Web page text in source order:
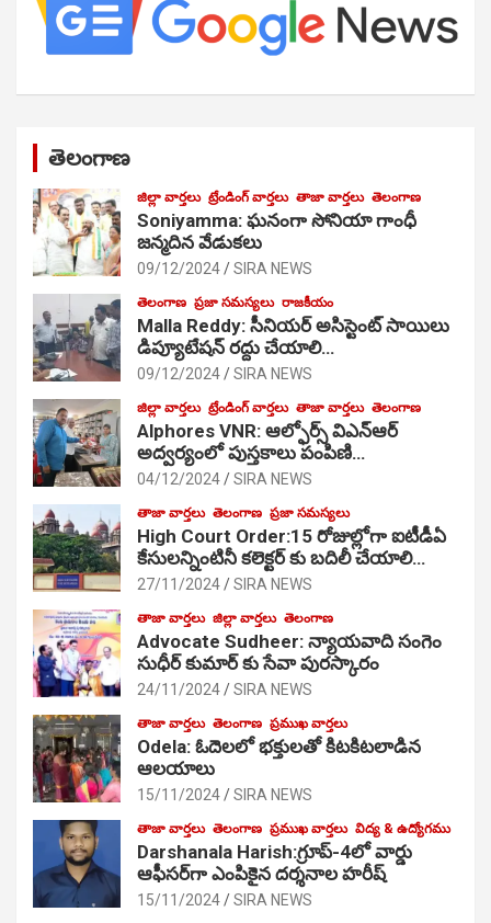
తెలంగాణ
జిల్లా వార్తలు ట్రేండింగ్ వార్తలు తాజా వార్తలు తెలంగాణ
Soniyamma: ఘ‌నంగా సోనియా గాంధీ
జ‌న్మ‌దిన వేడుక‌లు
09/12/2024 SIRA NEWS
తెలంగాణ ప్రజా సమస్యలు రాజకీయం
Malla Reddy: సీనియర్ అసిస్టెంట్ సాయిలు
డిప్యూటేషన్ రద్దు చేయాలి…
09/12/2024 SIRA NEWS
జిల్లా వార్తలు ట్రేండింగ్ వార్తలు తాజా వార్తలు తెలంగాణ
Alphores VNR: ఆల్ఫోర్స్ విఎన్ఆర్
అద్వర్యంలో పుస్తకాలు పంపిణి…
04/12/2024 SIRA NEWS
తాజా వార్తలు తెలంగాణ ప్రజా సమస్యలు
High Court Order:15 రోజుల్లోగా ఐటీడీఏ
కేసులన్నింటినీ కలెక్టర్ కు బదిలీ చేయాలి…
27/11/2024 SIRA NEWS
తాజా వార్తలు జిల్లా వార్తలు తెలంగాణ
Advocate Sudheer: న్యాయవాది సంగెం
సుధీర్ కుమార్ కు సేవా పురస్కారం
24/11/2024 SIRA NEWS
తాజా వార్తలు తెలంగాణ ప్రముఖ వార్తలు
Odela: ఓదెల‌లో భక్తులతో కిటకిటలాడిన
ఆల‌యాలు
15/11/2024 SIRA NEWS
తాజా వార్తలు తెలంగాణ ప్రముఖ వార్తలు విద్య & ఉద్యోగము
Darshanala Harish:గ్రూప్-4లో వార్డు
ఆఫీసర్‌గా ఎంపికైన దర్శనాల హరీష్
15/11/2024 SIRA NEWS